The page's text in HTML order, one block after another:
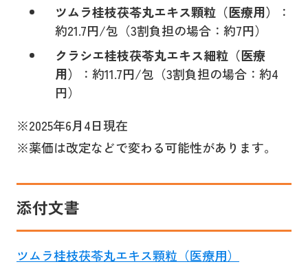
ツムラ桂枝茯苓丸エキス顆粒（医療用）
：
約21.7円/包（3割負担の場合：約7円）
クラシエ桂枝茯苓丸エキス細粒（医療
用）
：約11.7円/包（3割負担の場合：約4
円）
※2025年6月4日現在
※薬価は改定などで変わる可能性があります。
添付文書
ツムラ桂枝茯苓丸エキス顆粒（医療用）